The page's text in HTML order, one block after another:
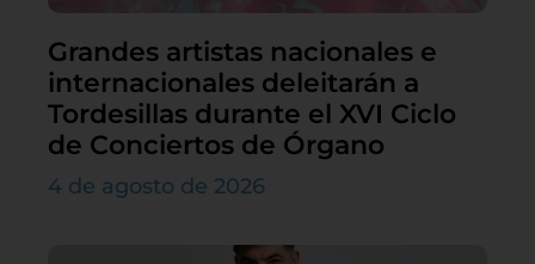
Grandes artistas nacionales e
internacionales deleitarán a
Tordesillas durante el XVI Ciclo
de Conciertos de Órgano
4 de agosto de 2026